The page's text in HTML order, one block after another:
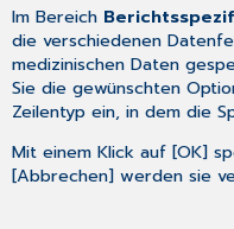
Im Bereich
die verschiedenen
medizinischen Daten
Sie die gewünschten
Zeilentyp ein, in dem die
Mit einem Klick auf [OK]
[Abbrechen] werden sie